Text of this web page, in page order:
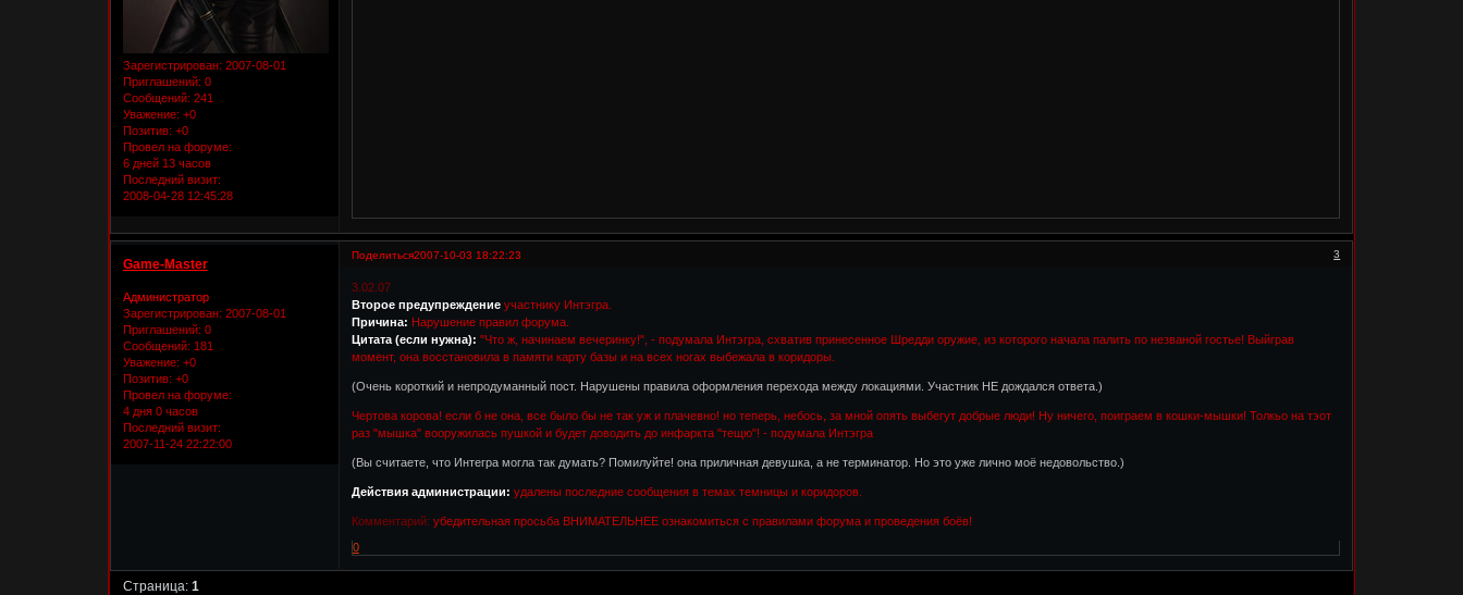
Зарегистрирован: 2007-08-01
Приглашений: 0
Сообщений: 241
Уважение: +0
Позитив: +0
Провел на форуме:
6 дней 13 часов
Последний визит:
2008-04-28 12:45:28
Поделиться 3
2007-10-03 18:22:23
Game-Master
Администратор
Зарегистрирован: 2007-08-01
Приглашений: 0
Сообщений: 181
Уважение: +0
Позитив: +0
Провел на форуме:
4 дня 0 часов
Последний визит:
2007-11-24 22:22:00
3.02.07
Второе предупреждениеучастнику Интэгра.
Причина: Нарушение правил форума.
Цитата (если нужна): "Что ж, начинаем вечеринку!", - подумала Интэгра, схватив принесенное Шредди оружие, из которого начала палить по незваной гостье! Выйграв
момент, она восстановила в памяти карту базы и на всех ногах выбежала в коридоры.
(Очень короткий и непродуманный пост. Нарушены правила оформления перехода между локациями. Участник НЕ дождался ответа.)
Чертова корова! если б не она, все было бы не так уж и плачевно! но теперь, небось, за мной опять выбегут добрые люди! Ну ничего, поиграем в кошки-мышки! Толкьо на тэот
раз "мышка" вооружилась пушкой и будет доводить до инфаркта "тещю"! - подумала Интэгра
(Вы считаете, что Интегра могла так думать? Помилуйте! она приличная девушка, а не терминатор. Но это уже лично моё недовольство.)
Действия администрации: удалены последние сообщения в темах темницы и коридоров.
Комментарий: убедительная просьба ВНИМАТЕЛЬНЕЕ ознакомиться с правилами форума и проведения боёв!
0
Страница: 1